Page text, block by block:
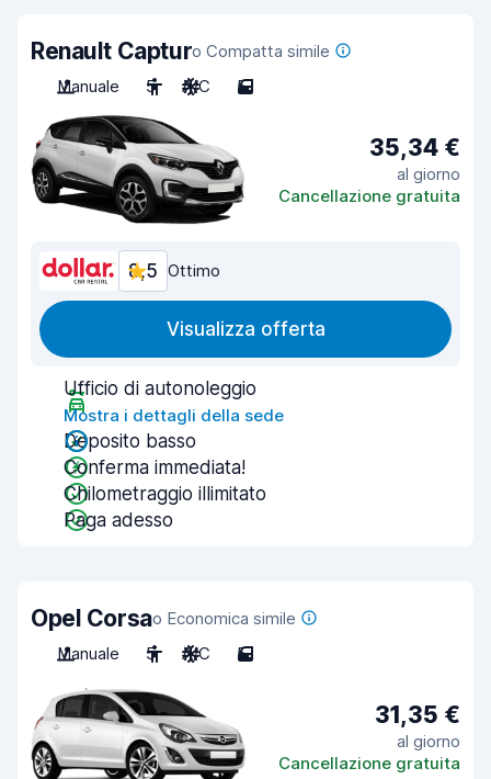
Renault Capturo Compatta simile
Manuale
5 A/C 5
35,34 €
al giorno
Cancellazione gratuita
8,5 Ottimo
Visualizza offerta
Ufficio di autonoleggio
Mostra i dettagli della sede
Deposito basso
Conferma immediata!
Chilometraggio illimitato
Paga adesso
Opel Corsao Economica simile
Manuale
5 A/C 5
31,35 €
al giorno
Cancellazione gratuita